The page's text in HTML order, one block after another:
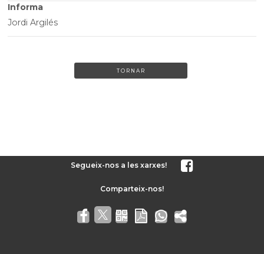
Informa
Jordi Argilés
TORNAR
Segueix-nos a les xarxes!